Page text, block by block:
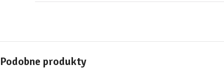
Podobne produkty